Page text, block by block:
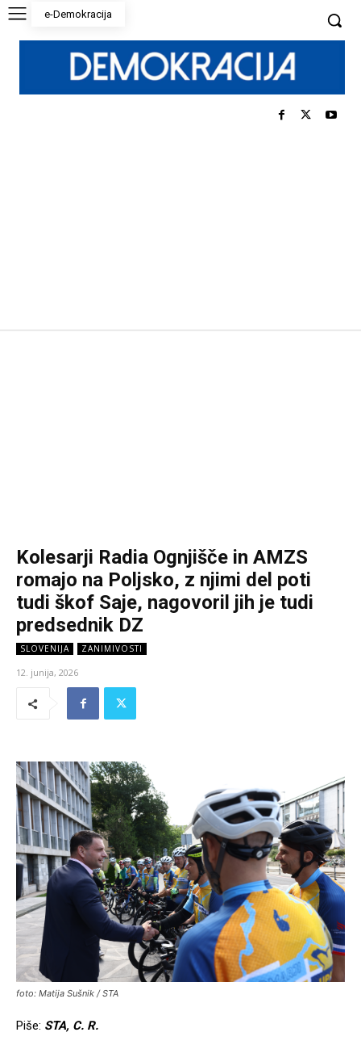
e-Demokracija
Kolesarji Radia Ognjišče in AMZS
romajo na Poljsko, z njimi del poti
tudi škof Saje, nagovoril jih je tudi
predsednik DZ
SLOVENIJA ZANIMIVOSTI
12. junija, 2026
foto: Matija Sušnik / STA
Piše: STA, C. R.